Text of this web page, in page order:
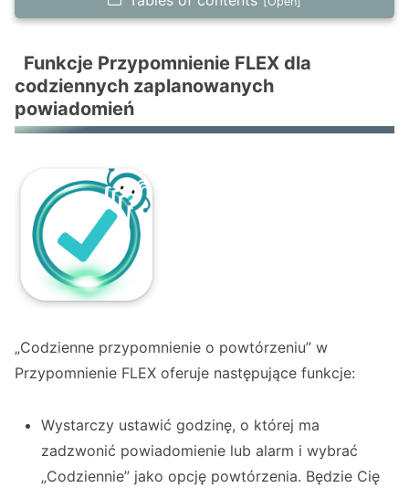
zaplanowanych powiadomień
Przypomnienie FLEX Pytania i odpowiedzi
dotyczące codziennych powiadomień
przypomnienia są przydatne
Zarządzanie codziennymi rutynami
Używanie go jako sygnału czasu
Jeśli chcesz być powiadamiany na czas
każdego dnia
Funkcje Przypomnienie FLEX dla
codziennych zaplanowanych
powiadomień
„Codzienne przypomnienie o powtórzeniu” w
Przypomnienie FLEX oferuje następujące funkcje:
Wystarczy ustawić godzinę, o której ma
zadzwonić powiadomienie lub alarm i wybrać
„Codziennie” jako opcję powtórzenia. Będzie Cię